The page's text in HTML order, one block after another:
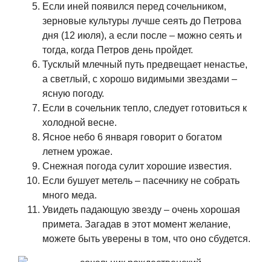
Если иней появился перед сочельником,
зерновые культуры лучше сеять до Петрова
дня (12 июля), а если после – можно сеять и
тогда, когда Петров день пройдет.
Тусклый млечный путь предвещает ненастье,
а светлый, с хорошо видимыми звездами –
ясную погоду.
Если в сочельник тепло, следует готовиться к
холодной весне.
Ясное небо 6 января говорит о богатом
летнем урожае.
Снежная погода сулит хорошие известия.
Если бушует метель – пасечнику не собрать
много меда.
Увидеть падающую звезду – очень хорошая
примета. Загадав в этот момент желание,
можете быть уверены в том, что оно сбудется.